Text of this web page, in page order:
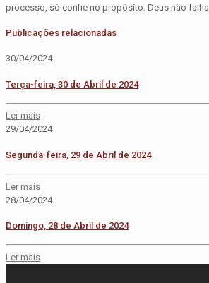
processo, só confie no propósito. Deus não falha.
Publicações relacionadas
30/04/2024
Terça-feira, 30 de Abril de 2024
Ler mais
29/04/2024
Segunda-feira, 29 de Abril de 2024
Ler mais
28/04/2024
Domingo, 28 de Abril de 2024
Ler mais